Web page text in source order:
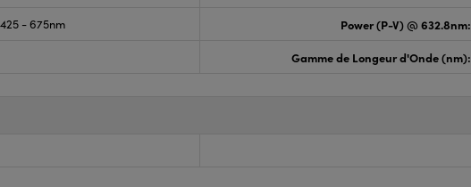
- 675nm Power (P-V) @ 632.8nm:
Gamme de Longeur d'Onde (nm):